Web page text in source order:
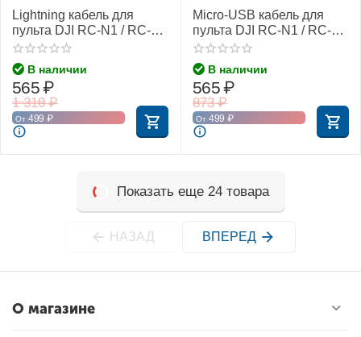
Lightning кабель для
пульта DJI RC-N1 / RC-N2
/ RC-N3 (Без упаковки)
В наличии
1 310 ₽
565₽
От 499 ₽
Micro-USB кабель для
пульта DJI RC-N1 / RC-N2
/ RC-N3 (Без упаковки)
В наличии
873 ₽
565₽
От 499 ₽
Показать еще 24 товара
НАЗАД ВПЕРЕД
О магазине